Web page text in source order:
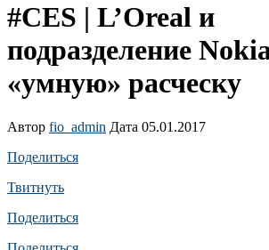
#CES | L’Oreal и
подразделение
«умную» расческу
Автор fio_admin Дата 05.01.2017
Поделиться
Твитнуть
Поделиться